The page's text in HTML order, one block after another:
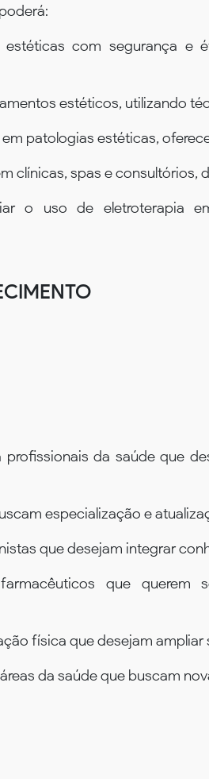
estéticas com segurança e
estéticos, utilizando
patologias estéticas,
clínicas, spas e
o uso de eletroterapia
profissionais da saúde que
especialização e
que desejam integrar
que
física que desejam
da saúde que buscam